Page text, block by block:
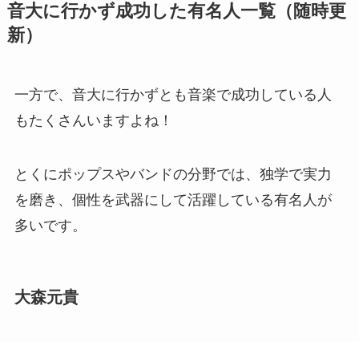
音大に行かず成功した有名人一覧（随時更
新）
一方で、音大に行かずとも音楽で成功している人
もたくさんいますよね！
とくにポップスやバンドの分野では、独学で実力
を磨き、個性を武器にして活躍している有名人が
多いです。
大森元貴